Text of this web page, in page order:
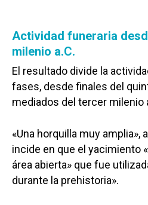
Actividad funeraria
milenio a.C.
El resultado divide la
fases, desde finales del
mediados del tercer milenio
«Una horquilla muy amplia»,
incide en que el yacimiento
área abierta» que fue
durante la prehistoria».